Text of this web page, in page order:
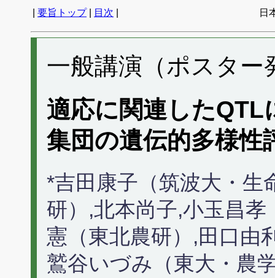
要旨トップ| 目次 日
一般講演（ポスター
適応に関連したQTL
集団の遺伝的多様性
*吉田康子（筑波大・生
研）,北本尚子,小玉昌
憲（東北農研）,田口由
鷲谷いづみ（東大・農